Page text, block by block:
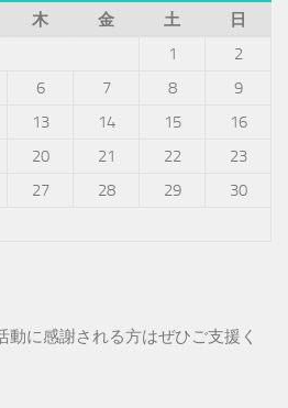
木 金 土
日
1
2
6 7 8
9
13 14 15
16
20 21 22
23
27 28 29
30
動に感謝される方はぜひご支援く